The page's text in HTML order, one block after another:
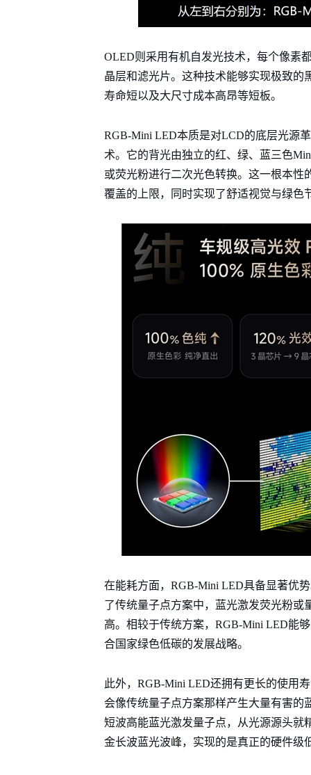
OLED则采用有机自发光技术，每个像素
晶层和滤光片。这种技术能够实现极致
寿命短以及大尺寸成本高昂等短板。
RGB-Mini LED本质是对LCD的底层光源
术。它的背光由独立的红、绿、蓝三色
或荧光粉进行二次光色转换。这一根本性
覆盖的上限，同时实现了舒适视觉与绿色
在能耗方面，RGB-Mini LED具备显著优
了传统量子点方案中，蓝光激发荧光粉
高。相较于传统方案，RGB-Mini LED能
合国家绿色低碳的发展战略。
此外，RGB-Mini LED还拥有更长的使用
会像传统量子点方案那样产生大量有害
短波高能蓝光激发量子点，从光源源头就
金长波蓝光波峰，实现的是真正的硬件级